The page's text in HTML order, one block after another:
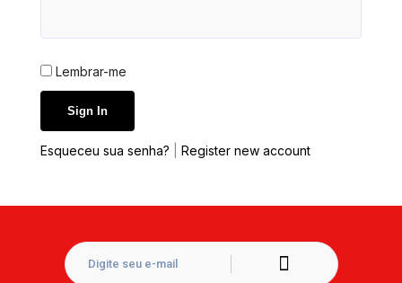
Lembrar-me
Esqueceu sua senha? Register new account